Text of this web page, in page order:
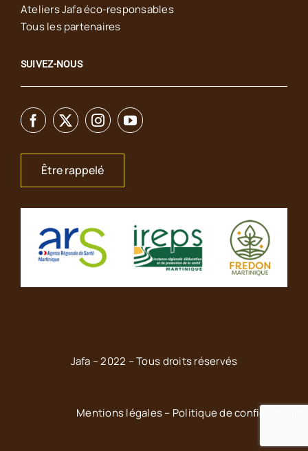
Ateliers Jafa éco-responsables
Tous les partenaires
SUIVEZ-NOUS
Être rappelé
Jafa – 2022 – Tous droits réservés
Mentions légales– Politique de confidentialité